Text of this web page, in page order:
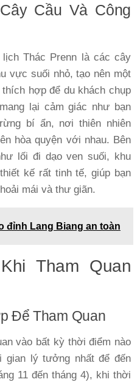
Cầu Và Công
Thác Prenn là các cây
vực suối nhỏ, tạo nên một
hợp để du khách chụp
lại cảm giác như bạn
bí ẩn, nơi thiên nhiên
hòa quyện với nhau. Bên
lối đi dạo ven suối, khu
kế rất tinh tế, giúp bạn
mái và thư giãn.
đỉnh Lang Biang an toàn
Tham Quan
Để Tham Quan
vào bất kỳ thời điểm nào
gian lý tưởng nhất để đến
11 đến tháng 4), khi thời